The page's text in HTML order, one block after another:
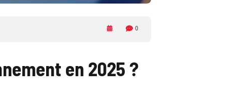
0
en 2025 ?